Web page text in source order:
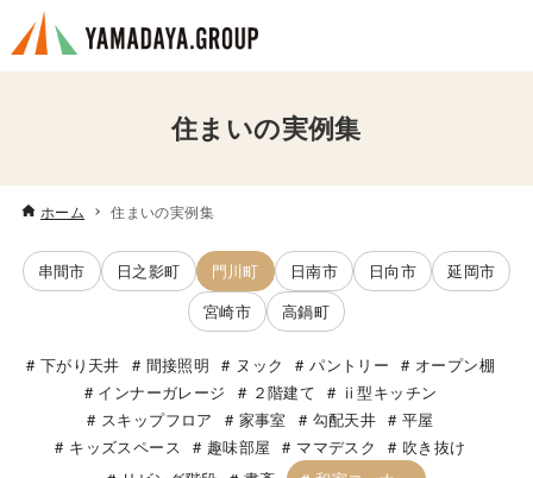
住まいの実例集
ホーム 住まいの実例集
串間市 日之影町 門川町 日南市 日向市
延岡市
宮崎市
高鍋町
下がり天井 間接照明 ヌック パントリー
オープン棚
インナーガレージ
２階建て
ⅱ型キッチン
スキップフロア
家事室 勾配天井
平屋
キッズスペース
趣味部屋 ママデスク
吹き抜け